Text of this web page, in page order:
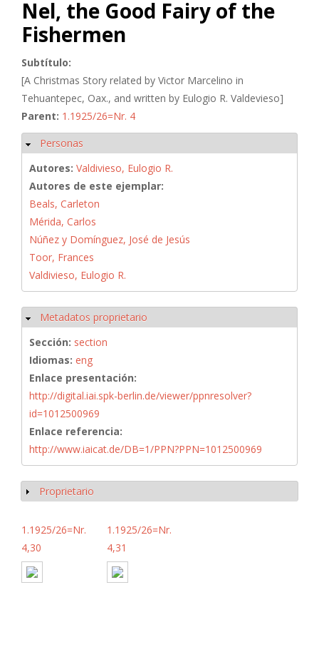
Nel, the Good Fairy of the
Fishermen
Subtítulo:
[A Christmas Story related by Victor Marcelino in
Tehuantepec, Oax., and written by Eulogio R. Valdevieso]
Parent: 1.1925/26=Nr. 4
Ocultar
Personas
Autores: Valdivieso, Eulogio R.
Autores de este ejemplar:
Beals, Carleton
Mérida, Carlos
Núñez y Domínguez, José de Jesús
Toor, Frances
Valdivieso, Eulogio R.
Ocultar
Metadatos proprietario
Sección: section
Idiomas: eng
Enlace presentación:
http://digital.iai.spk-berlin.de/viewer/ppnresolver?
id=1012500969
Enlace referencia:
http://www.iaicat.de/DB=1/PPN?PPN=1012500969
Mostrar
Proprietario
1.1925/26=Nr.
4,30
1.1925/26=Nr.
4,31